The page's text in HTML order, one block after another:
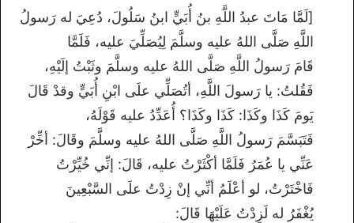
[لَمَّا مَاتَ عبدُ اللَّهِ بنُ أُبَيٍّ ابنُ سَلُولَ، دُعِيَ له رَسولُ
اللَّهِ صَلَّى اللهُ عليه وسلَّمَ لِيُصَلِّيَ عليه، فَلَمَّا
قَامَ رَسولُ اللَّهِ صَلَّى اللهُ عليه وسلَّمَ وثَبْتُ إلَيْهِ،
فَقُلتُ: يا رَسولَ اللَّهِ، أتُصَلِّي علَى ابْنِ أُبَيٍّ وقدْ قَالَ
يَومَ كَذَا وكَذَا: كَذَا وكَذَا؟ أُعَدِّدُ عليه قَوْلَهُ،
فَتَبَسَّمَ رَسولُ اللَّهِ صَلَّى اللهُ عليه وسلَّمَ وقَالَ: أخِّرْ
عَنِّي يا عُمَرُ فَلَمَّا أكْثَرْتُ عليه، قَالَ: إنِّي خُيِّرْتُ
فَاخْتَرْتُ، لو أعْلَمُ أنِّي إنْ زِدْتُ علَى السَّبْعِينَ
يُغْفَرُ له لَزِدْتُ عَلَيْهَا قَالَ: